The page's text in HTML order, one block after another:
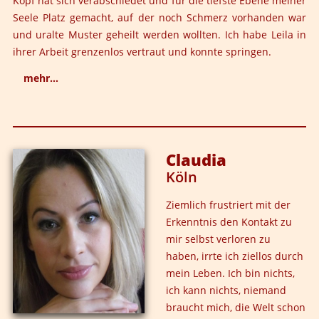
Seele Platz gemacht, auf der noch Schmerz vorhanden war
und uralte Muster geheilt werden wollten. Ich habe Leila in
ihrer Arbeit grenzenlos vertraut und konnte springen.
mehr...
Bereitschaft, sie jemals abgeben zu wollen. Und
dahinter war die Angst, ich könnte nicht liebenswert
genug sein, nicht richtig genug.... Doch das, was alle
Rahmen gesprengt hat, war die Entwicklung meiner
Weiblichkeit, meines Frauseins, meiner Hingabe und
meinem Wunsch nach Fallen lassen und Kontrolle
abgeben.
Ich fühle mich jetzt so voll, so ganz, so wunderbar. Ich
kann alle meine weiblichen Facetten fühlen und
ausleben. Ich kann meine Gabe, das Kümmern, viel
Claudia
Köln
Ziemlich frustriert mit der
Erkenntnis den Kontakt zu
mir selbst verloren zu
haben, irrte ich ziellos durch
mein Leben. Ich bin nichts,
ich kann nichts, niemand
braucht mich, die Welt schon